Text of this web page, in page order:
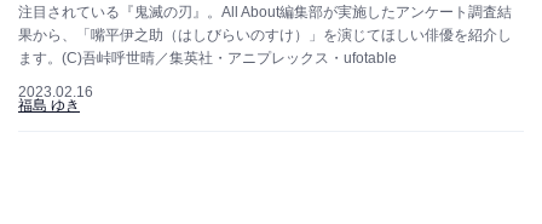
注目されている『鬼滅の刃』。All About編集部が実施したアンケート調査結
果から、「嘴平伊之助（はしびらいのすけ）」を演じてほしい俳優を紹介し
ます。(C)吾峠呼世晴／集英社・アニプレックス・ufotable
2023.02.16
福島 ゆき